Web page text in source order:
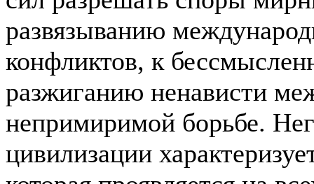
развязыванию
конфликтов, к
разжиганию ненависти
непримиримой борьбе.
цивилизации